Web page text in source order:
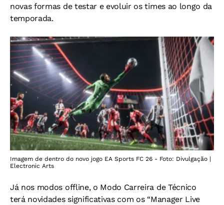
novas formas de testar e evoluir os times ao longo da
temporada.
Imagem de dentro do novo jogo EA Sports FC 26 - Foto: Divulgação |
Electronic Arts
Já nos modos offline, o Modo Carreira de Técnico
terá novidades significativas com os “Manager Live